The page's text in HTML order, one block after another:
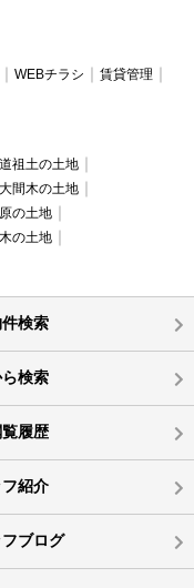
WEBチラシ
賃貸管理
祖土の土地
間木の土地
の土地
の土地
検索
検索
履歴
紹介
ブログ